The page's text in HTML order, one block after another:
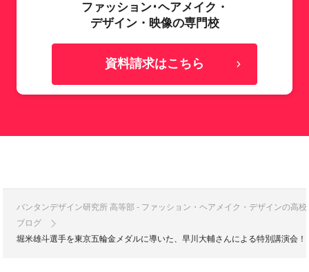
ファッション･ヘアメイク・
デザイン・映像の専門校
資料請求はこちら
バンタンデザイン研究所 高等部 - ファッション・ヘアメイク・デザインの高
ブログ
堀米雄斗選手を東京五輪金メダルに導いた、早川大輔さんによる特別講演会